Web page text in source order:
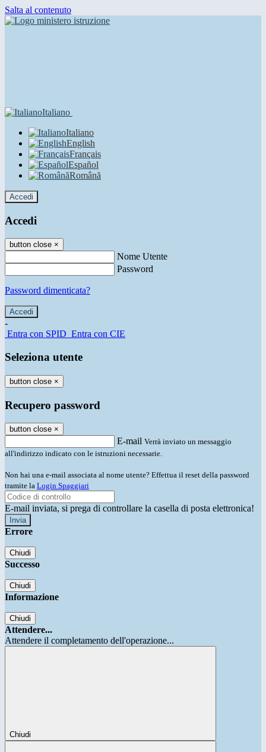
Salta al contenuto
Italiano
Italiano
English
Français
Español
Română
Accedi
Accedi
button close ×
Nome Utente
Password
Password dimenticata?
-
Entra con SPID Entra con CIE
Seleziona utente
button close ×
Recupero password
button close ×
E-mail Verrà inviato un messaggio
all'indirizzo indicato con le istruzioni necessarie.
Non hai una e-mail associata al nome utente? Effettua il reset della password
tramite la Login Spaggiari
E-mail inviata, si prega di controllare la casella di posta elettronica!
Errore
Chiudi
Successo
Chiudi
Informazione
Chiudi
Attendere...
Attendere il completamento dell'operazione...
Chiudi